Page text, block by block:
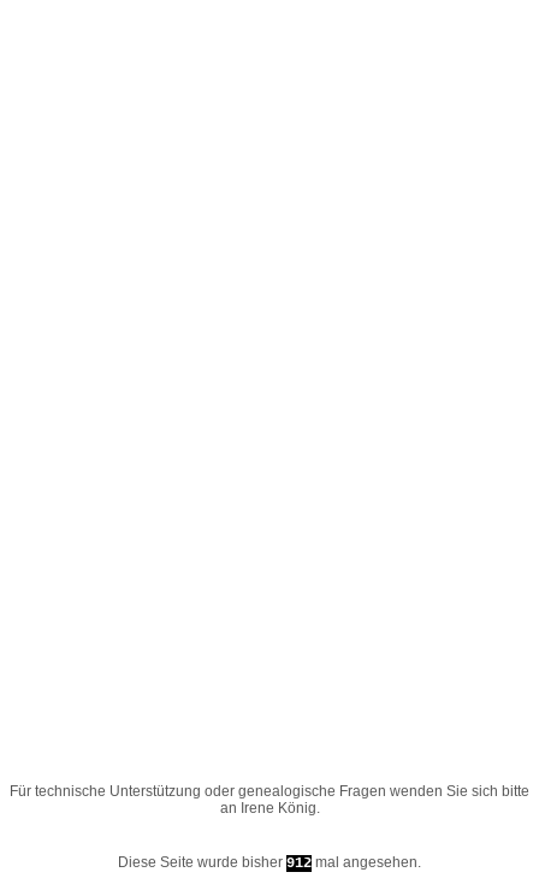
Für technische Unterstützung oder genealogische Fragen wenden Sie sich bitte
an Irene König.
Diese Seite wurde bisher 912 mal angesehen.